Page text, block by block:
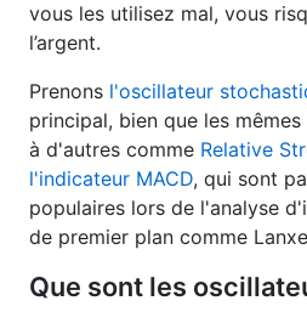
vous les utilisez mal, vous
l’argent.
Prenons l'oscillateur
principal, bien que les
à d'autres comme Relative
l'indicateur MACD, qui sont
populaires lors de l'analyse
de premier plan comme
Que sont les